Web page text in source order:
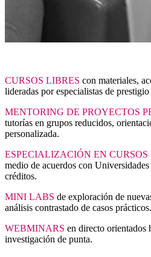
CURSOS LIBRES con materiales,
lideradas por especialistas de
MENTORING DE PROYECTOS
tutorías en grupos reducidos,
personalizada.
ESPECIALIZACIÓN EN
medio de acuerdos con
créditos.
MINI LABS de exploración de
análisis contrastado de casos prácticos.
WEBMINARS en directo orientados
investigación de punta.